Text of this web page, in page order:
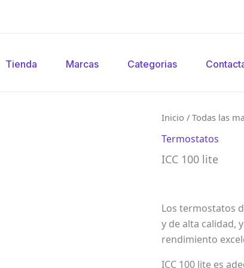
Tienda Marcas Categorias
Inicio /Todas las
Termostatos
ICC 100 lite
Los termostatos
y de alta calidad,
rendimiento
ICC 100 lite es